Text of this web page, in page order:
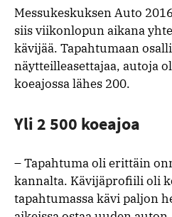
Messukeskuksen Auto
siis viikonlopun aikana
kävijää. Tapahtumaan
näytteilleasettajaa, autoja
koeajossa lähes 200.
Yli 2 500 koeajoa
– Tapahtuma oli erittäin
kannalta. Kävijäprofiili oli
tapahtumassa kävi paljon